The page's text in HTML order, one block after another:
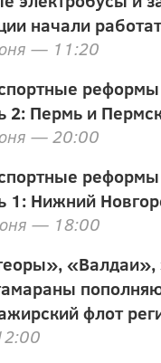
начали
— 11:20
2: Пермь и
— 20:00
1: Нижний
— 18:00
«Валдаи»,
флот